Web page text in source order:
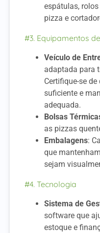
espátulas,
pizza e
#3. Equipamentos
Veículo de
adaptada para
Certifique-se
suficiente e
adequada.
Bolsas
as pizzas
Embalagens:
que
sejam
#4. Tecnologia
Sistema de
software que
estoque e